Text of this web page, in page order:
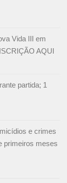
Vida III em
AQUI
partida; 1
e crimes
primeiros meses